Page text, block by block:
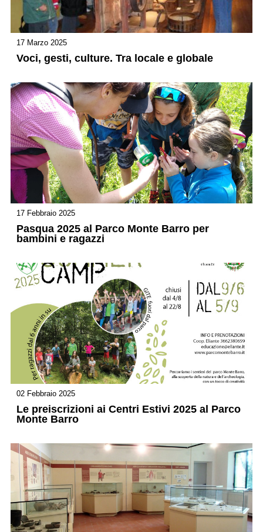
17 Marzo 2025
Voci, gesti, culture. Tra locale e globale
17 Febbraio 2025
Pasqua 2025 al Parco Monte Barro per
bambini e ragazzi
02 Febbraio 2025
Le preiscrizioni ai Centri Estivi 2025 al Parco
Monte Barro